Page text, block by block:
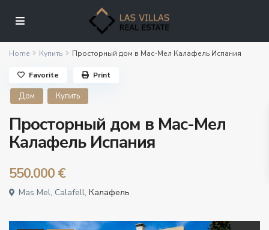
Home Купить Просторный дом в Мас-Мел Калафель Испания
Дом Купить
Просторный дом в Мас-Мел
Калафель Испания
550.000 €
Mas Mel, Calafell,Калафель
Favorite Print